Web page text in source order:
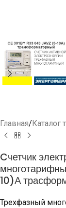
Главная Каталог
Cчетчик
10)А
Трехфазный